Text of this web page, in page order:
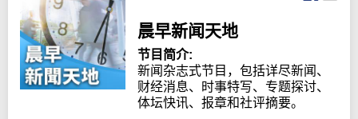
晨早新闻天地
节目简介:
新闻杂志式节目，包括详尽新闻、
财经消息、时事特写、专题探讨、
体坛快讯、报章和社评摘要。